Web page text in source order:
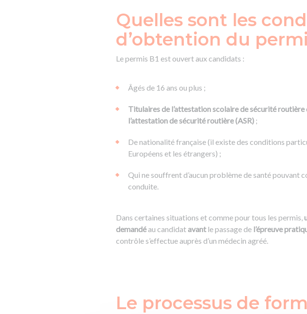
Quelles sont les
d’obtention du
Le permis B1 est ouvert aux candidats :
Âgés de 16 ans ou plus ;
Titulaires de l’attestation scolaire de sécurité routière
l’attestation de sécurité routière (ASR) ;
De nationalité française (il existe des conditions
Européens et les étrangers) ;
Qui ne souffrent d’aucun problème de santé pouvant
conduite.
Dans certaines situations et comme pour tous les permis,
demandéau candidatavantle passage de l’épreuve
contrôle s’effectue auprès d’un médecin agréé.
Le processus de